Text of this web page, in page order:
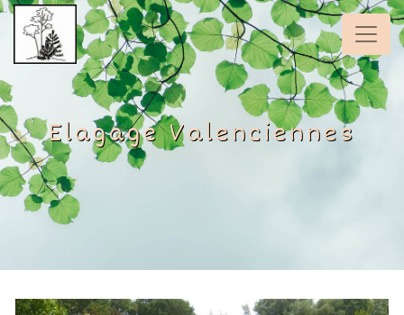
Panneau de gestion des cookies
Elagage Valenciennes